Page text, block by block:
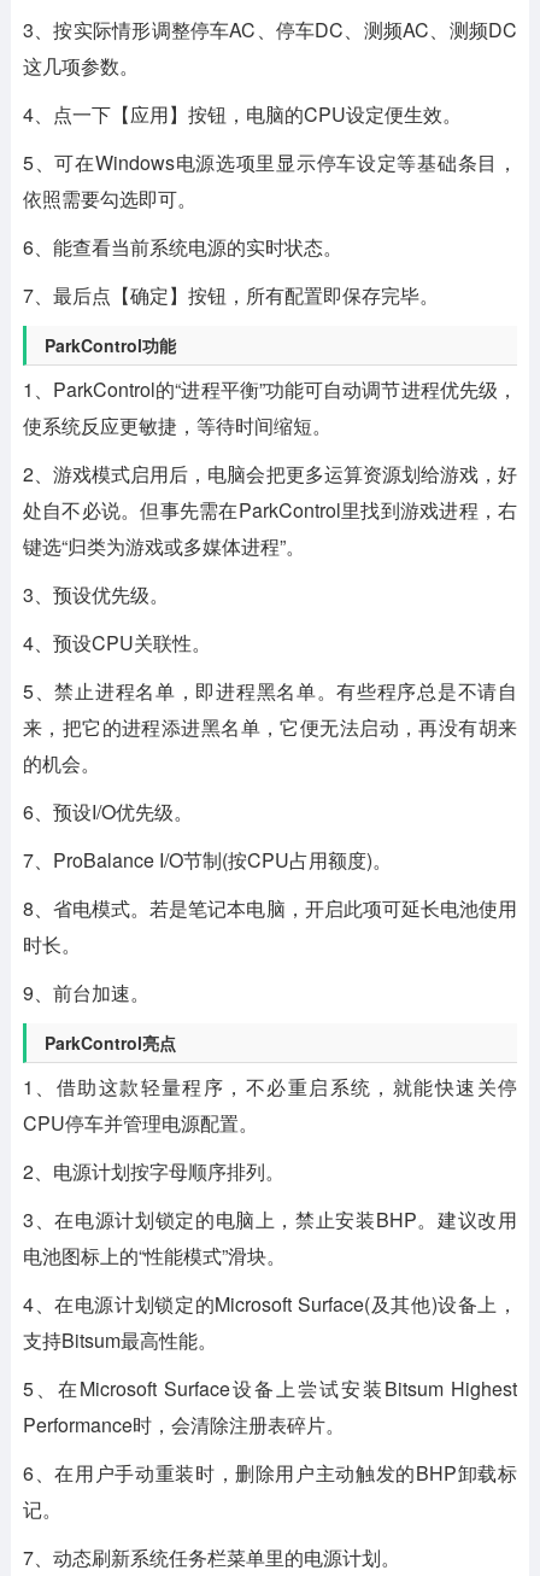
3、按实际情形调整停车AC、停车DC、测频AC、测频DC
这几项参数。
4、点一下【应用】按钮，电脑的CPU设定便生效。
5、可在Windows电源选项里显示停车设定等基础条目，
依照需要勾选即可。
6、能查看当前系统电源的实时状态。
7、最后点【确定】按钮，所有配置即保存完毕。
ParkControl功能
1、ParkControl的“进程平衡”功能可自动调节进程优先级，
使系统反应更敏捷，等待时间缩短。
2、游戏模式启用后，电脑会把更多运算资源划给游戏，好
处自不必说。但事先需在ParkControl里找到游戏进程，右
键选“归类为游戏或多媒体进程”。
3、预设优先级。
4、预设CPU关联性。
5、禁止进程名单，即进程黑名单。有些程序总是不请自
来，把它的进程添进黑名单，它便无法启动，再没有胡来
的机会。
6、预设I/O优先级。
7、ProBalance I/O节制(按CPU占用额度)。
8、省电模式。若是笔记本电脑，开启此项可延长电池使用
时长。
9、前台加速。
ParkControl亮点
1、借助这款轻量程序，不必重启系统，就能快速关停
CPU停车并管理电源配置。
2、电源计划按字母顺序排列。
3、在电源计划锁定的电脑上，禁止安装BHP。建议改用
电池图标上的“性能模式”滑块。
4、在电源计划锁定的Microsoft Surface(及其他)设备上，
支持Bitsum最高性能。
5、在Microsoft Surface设备上尝试安装Bitsum Highest
Performance时，会清除注册表碎片。
6、在用户手动重装时，删除用户主动触发的BHP卸载标
记。
7、动态刷新系统任务栏菜单里的电源计划。